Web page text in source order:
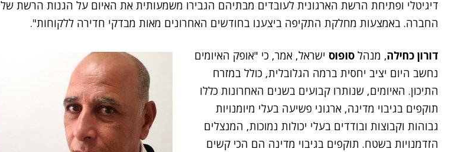
דיגיטלי ופתיחת הרשת הארגונית לעובדים מבתיהם הגבירו משמעותית את האיום על הגנות הרשת של
החברה. באמצעות מחלקת התקיפה ביצענו בחודשים האחרונים מאות מבדקי חדירה ללקוחות".
דורון כחילה, מנהל סופוס ישראל, אמר, כי "אופק האיומים
נחשב היום יציב יחסית ברמה הגלובלית, כולל במזרח
התיכון. האיומים, שנותרו קבועים בשנים האחרונות כללו
תוקפים בגיבוי מדינה, ארגוני פשיעה בעלי מיומנויות
גבוהות וקבוצות ובודדים בעלי יכולות נמוכות, המנצלים
הזדמנויות בשטח. תוקפים בגיבוי מדינה הם הכי קשים